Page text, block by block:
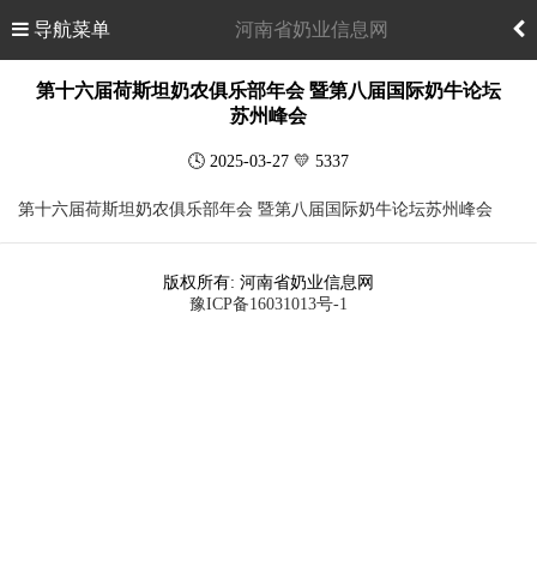
导航菜单 河南省奶业信息网
第十六届荷斯坦奶农俱乐部年会 暨第八届国际奶牛论坛
苏州峰会
🕓 2025-03-27 💛 5337
第十六届荷斯坦奶农俱乐部年会 暨第八届国际奶牛论坛苏州峰会
版权所有: 河南省奶业信息网
豫ICP备16031013号-1